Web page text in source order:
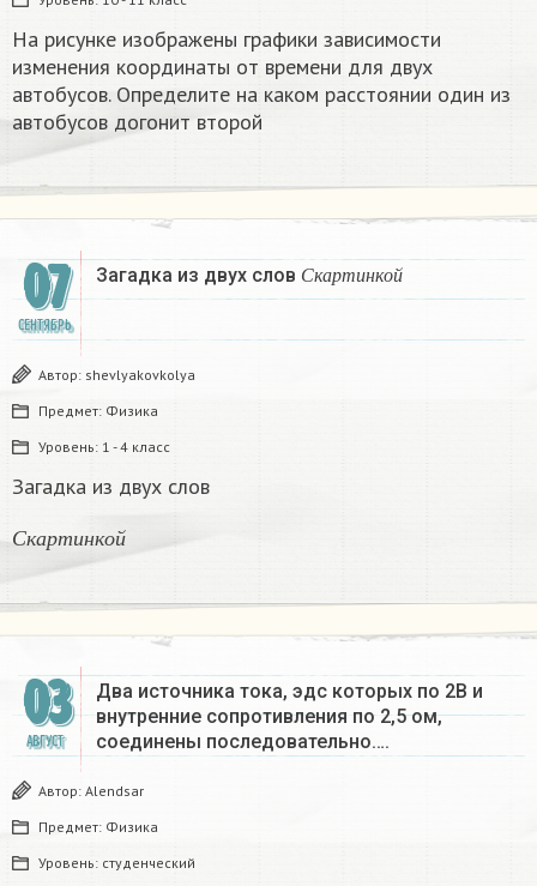
На рисунке изображены графики зависимости
изменения координаты от времени для двух
автобусов. Определите на каком расстоянии один из
автобусов догонит второй ​
07
СЕНТЯБРЬ
Загадка из двух слов С ка р т и н к о й
Ска ртинкой
Автор: shevlyakovkolya
Предмет: Физика
Уровень: 1 - 4 класс
Загадка из двух слов
С ка р т и н к о й
й
03
АВГУСТ
Два источника тока, эдс которых по 2В и
внутренние сопротивления по 2,5 ом,
соединены последовательно….
Автор: Alendsar
Предмет: Физика
Уровень: студенческий